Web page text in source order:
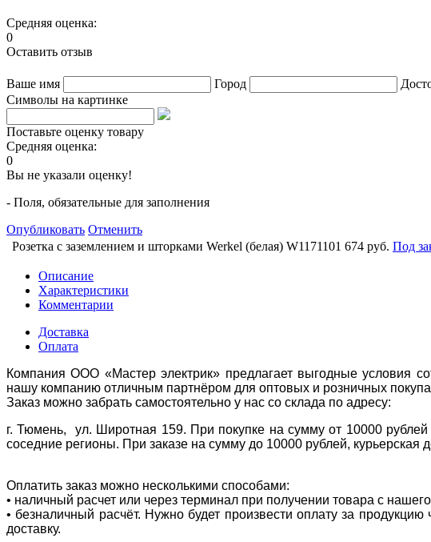
Средняя оценка:
0
Оставить отзыв
Ваше имя Город
Символы на картинке
Поставьте оценку товару
Средняя оценка:
0
Вы не указали оценку!
- Поля, обязательные для заполнения
Опубликовать Отменить
Розетка с заземлением и шторками Werkel (белая) W1171101 674 руб. Под
Описание
Характеристики
Комментарии
Доставка
Оплата
Компания ООО «Мастер электрик» предлагает выгодные условия
нашу компанию отличным партнёром для оптовых и розничных
Заказ можно забрать самостоятельно у нас со склада по адресу:
г. Тюмень, ул. Широтная 159. При покупке на сумму от 10000
соседние регионы. При заказе на сумму до 10000 рублей,
Оплатить заказ можно несколькими способами:
• наличный расчет или через терминал при получении товара с
• безналичный расчёт. Нужно будет произвести оплату за
доставку.